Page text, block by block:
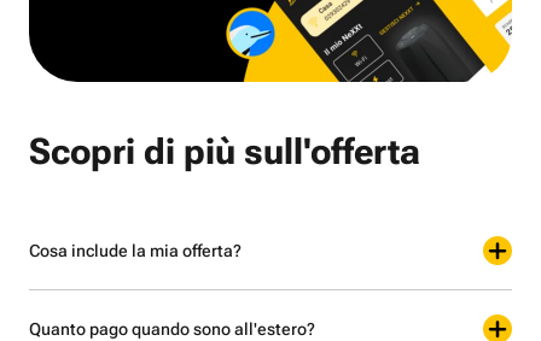
Scopri di più sull'offerta
Cosa include la mia offerta?
Quanto pago quando sono all'estero?